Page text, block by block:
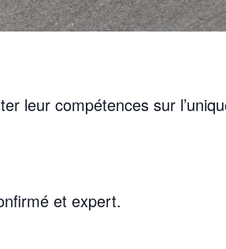
leur compétences sur
et expert.